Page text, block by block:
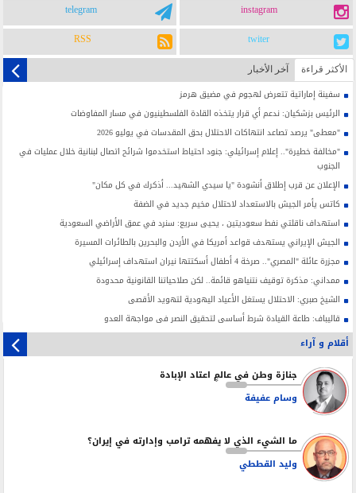
instagram
telegram
twiter
RSS
الأکثر قراءة آخر الأخبار
سفينة إماراتية تتعرض لهجوم في مضيق هرمز
الرئيس بزشكيان: ندعم أي قرار يتخذه القادة الفلسطينيون في مسار المفاوضات
"معطى" يرصد تصاعد انتهاكات الاحتلال بحق المقدسات في يوليو 2026
"مخالفة خطيرة".. إعلام إسرائيلي: جنود احتياط استخدموا شرائح اتصال لبنانية خلال عمليات في
الجنوب
الإعلان عن قرب إطلاق أنشودة "يا سيدي الشهيد... أذكرك في كل مكان"
كاتس يأمر الجيش بالاستعداد لاحتلال مخيم جديد في الضفة
استهداف ناقلتي نفط سعوديتين ، يحيى سريع: سنرد في عمق الأراضي السعودية
الجيش الإيراني يستهدف قواعد أمريكا في الأردن والبحرين بالطائرات المسيرة
مجزرة عائلة "المصري".. صرخة 4 أطفال أسكتتها نيران استهداف إسرائيلي
ممداني: مذكرة توقيف نتنياهو قائمة.. لكن صلاحياتنا القانونية محدودة
الشيخ صبري: الاحتلال يستغل الأعياد اليهودية لتهويد الأقصى
قاليباف: طاعة القيادة شرط أساسي لتحقيق النصر في مواجهة العدو
أقلام و آراء
جنازة وطن في عالمٍ اعتاد الإبادة
وسام عفيفة
ما الشيء الذي لا يفهمه ترامب وإدارته في إيران؟
وليد القططي